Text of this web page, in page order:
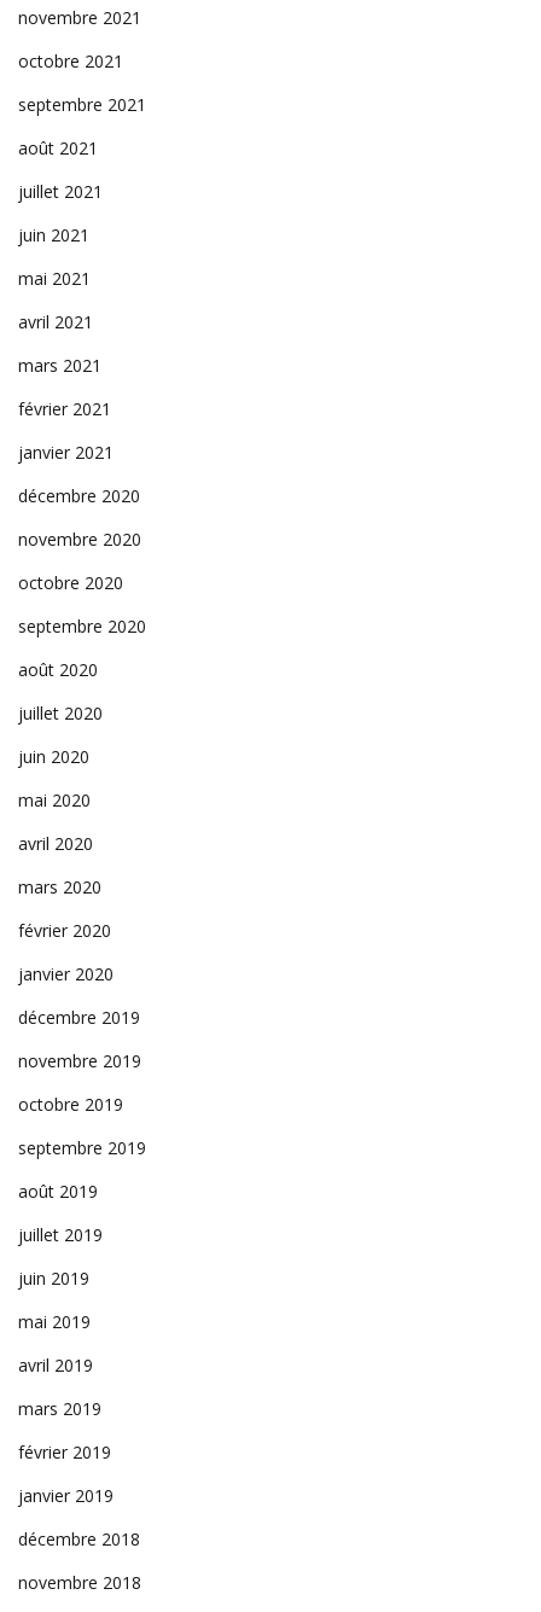
novembre 2021
octobre 2021
septembre 2021
août 2021
juillet 2021
juin 2021
mai 2021
avril 2021
mars 2021
février 2021
janvier 2021
décembre 2020
novembre 2020
octobre 2020
septembre 2020
août 2020
juillet 2020
juin 2020
mai 2020
avril 2020
mars 2020
février 2020
janvier 2020
décembre 2019
novembre 2019
octobre 2019
septembre 2019
août 2019
juillet 2019
juin 2019
mai 2019
avril 2019
mars 2019
février 2019
janvier 2019
décembre 2018
novembre 2018